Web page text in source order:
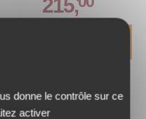
215
,
donne le contrôle sur ce
activer